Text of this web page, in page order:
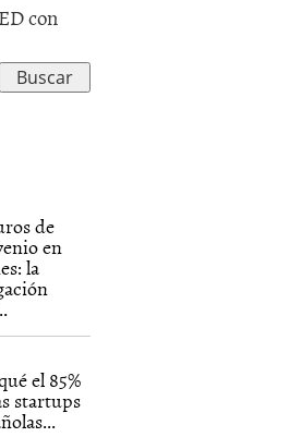
con
de
en
la
el 85%
startups